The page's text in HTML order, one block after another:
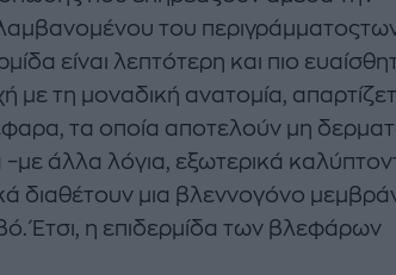
του
είναι λεπτότερη και πιο
με τη μοναδική ανατομία,
τα οποία αποτελούν μη
άλλα λόγια, εξωτερικά
διαθέτουν μια βλεννογόνο
Έτσι, η επιδερμίδα των βλεφάρων
έπαθα την πρώτη κρίση
πανικού νόμιζα πως θα
πεθάνω»